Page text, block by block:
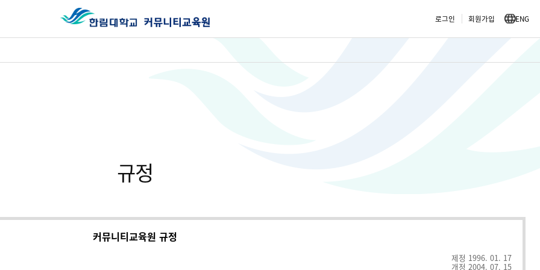
한
교
로그인 회원가입 ENG
규정
커뮤니티교육원 규정
제정 1996. 01. 17
개정 2004. 07. 15